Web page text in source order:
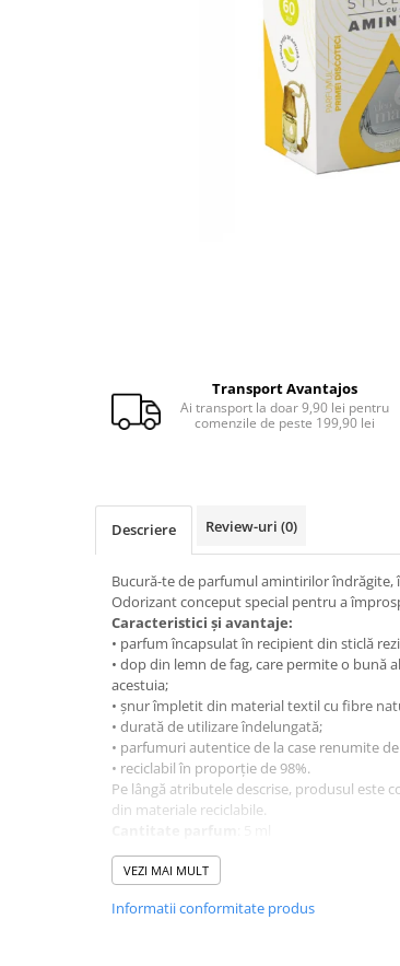
Polish Auto si Corectie Vopsea
Pre-spalare si Spuma Auto
Solutii Curatare Exterior
Suprafete Plastic Exterior
Tratament Hidrofob
Electrice si Electronice Auto
Aspiratoare Auto
Carduri si Stick-uri de Memorie
Casti bluetooth
Incarcatoare Auto
Modulatoare FM si MP3 auto
Accesorii biciclete
Intretinere biciclete
Iluminare Auto
Transport Avantajos
Ai transport la doar 9,90 lei pentru
comenzile de peste 199,90 lei
Descriere Review-uri (0)
Bucură-te de parfumul amintirilor îndrăgite,
Odorizant conceput special pentru a
Caracteristici și avantaje:
• parfum încapsulat în recipient din sticlă
• dop din lemn de fag, care permite o
acestuia;
• șnur împletit din material textil cu fibre
• durată de utilizare îndelungată;
• parfumuri autentice de la case renumite
• reciclabil în proporție de 98%.
Pe lângă atributele descrise, produsul este
din materiale reciclabile.
Fabricat în România.
VEZI MAI MULT
Informatii conformitate produs